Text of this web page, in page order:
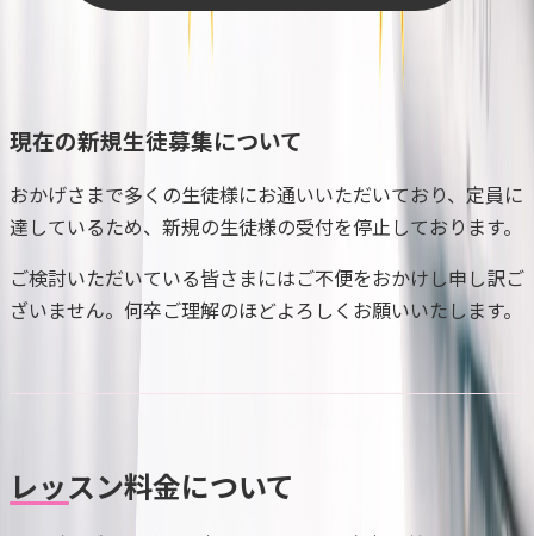
現在の新規生徒募集について
おかげさまで多くの生徒様にお通いいただいており、定員に
達しているため、新規の生徒様の受付を停止しております。
ご検討いただいている皆さまにはご不便をおかけし申し訳ご
ざいません。何卒ご理解のほどよろしくお願いいたします。
レッスン料金について